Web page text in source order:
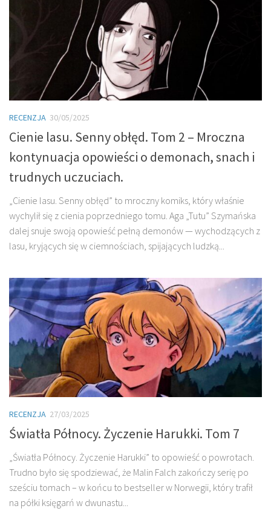
RECENZJA 30/05/2025
Cienie lasu. Senny obłęd. Tom 2 – Mroczna
kontynuacja opowieści o demonach, snach i
trudnych uczuciach.
„Cienie lasu. Senny obłęd” to mroczny komiks, który właśnie
wychylił się z cienia poprzedniego tomu. Aga „Tutu” Szymańska
dalej snuje swoją opowieść pełną demonów — wychodzących z
lasu, kryjących się w ciemnościach, spijających ludzką...
RECENZJA 27/03/2025
Światła Północy. Życzenie Harukki. Tom 7
„Światła Północy. Życzenie Harukki” to opowieść o powrotach.
Trudno było się spodziewać, że Malin Falch zakończy serię po
sześciu tomach – w końcu to bestseller w Norwegii, który trafił
na półki księgarń w dwunastu...